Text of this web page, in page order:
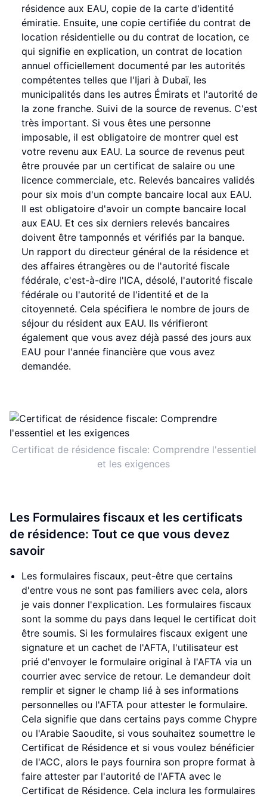
résidence aux EAU, copie de la carte d'identité
émiratie. Ensuite, une copie certifiée du contrat de
location résidentielle ou du contrat de location, ce
qui signifie en explication, un contrat de location
annuel officiellement documenté par les autorités
compétentes telles que l'Ijari à Dubaï, les
municipalités dans les autres Émirats et l'autorité de
la zone franche. Suivi de la source de revenus. C'est
très important. Si vous êtes une personne
imposable, il est obligatoire de montrer quel est
votre revenu aux EAU. La source de revenus peut
être prouvée par un certificat de salaire ou une
licence commerciale, etc. Relevés bancaires validés
pour six mois d'un compte bancaire local aux EAU.
Il est obligatoire d'avoir un compte bancaire local
aux EAU. Et ces six derniers relevés bancaires
doivent être tamponnés et vérifiés par la banque.
Un rapport du directeur général de la résidence et
des affaires étrangères ou de l'autorité fiscale
fédérale, c'est-à-dire l'ICA, désolé, l'autorité fiscale
fédérale ou l'autorité de l'identité et de la
citoyenneté. Cela spécifiera le nombre de jours de
séjour du résident aux EAU. Ils vérifieront
également que vous avez déjà passé des jours aux
EAU pour l'année financière que vous avez
demandée.
Certificat de résidence fiscale: Comprendre l'essentiel
et les exigences
Les Formulaires fiscaux et les certificats
de résidence: Tout ce que vous devez
savoir
Les formulaires fiscaux, peut-être que certains
d'entre vous ne sont pas familiers avec cela, alors
je vais donner l'explication. Les formulaires fiscaux
sont la somme du pays dans lequel le certificat doit
être soumis. Si les formulaires fiscaux exigent une
signature et un cachet de l'AFTA, l'utilisateur est
prié d'envoyer le formulaire original à l'AFTA via un
courrier avec service de retour. Le demandeur doit
remplir et signer le champ lié à ses informations
personnelles ou l'AFTA pour attester le formulaire.
Cela signifie que dans certains pays comme Chypre
ou l'Arabie Saoudite, si vous souhaitez soumettre le
Certificat de Résidence et si vous voulez bénéficier
de l'ACC, alors le pays fournira son propre format à
faire attester par l'autorité de l'AFTA avec le
Certificat de Résidence. Cela inclura les formulaires